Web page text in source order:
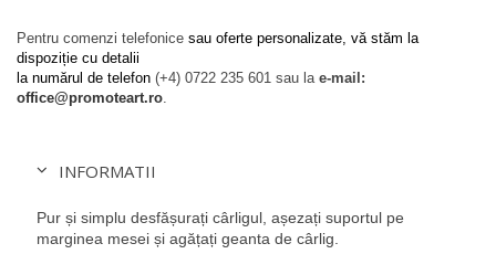
Pentru comenzi telefonice sau oferte personalizate, vă stăm la
dispoziție cu detalii
la numărul de telefon (+4) 0722 235 601 sau lae-mail:
office@promoteart.ro.
INFORMATII
Pur și simplu desfășurați cârligul, așezați suportul pe
marginea mesei și agățați geanta de cârlig.